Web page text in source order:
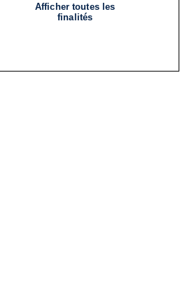
Afficher toutes les
finalités